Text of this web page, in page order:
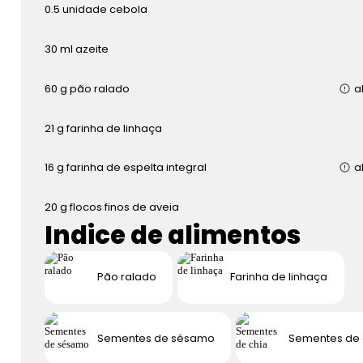
0.5 unidade cebola
30 ml azeite
60 g pão ralado
21 g farinha de linhaça
16 g farinha de espelta integral
20 g flocos finos de aveia
Indice de alimentos
Pão ralado Farinha de linhaça
Sementes de sésamo Sementes de